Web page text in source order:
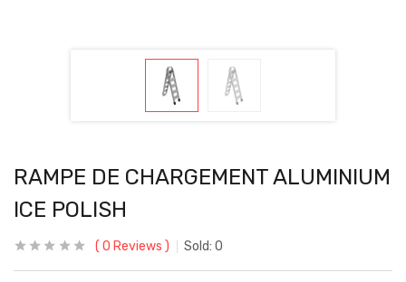
RAMPE DE CHARGEMENT ALUMINIUM
ICE POLISH
0 Reviews Sold: 0